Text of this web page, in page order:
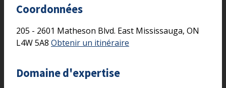
Coordonnées
205 - 2601 Matheson Blvd. East Mississauga, ON
L4W 5A8 Obtenir un itinéraire
Domaine d'expertise